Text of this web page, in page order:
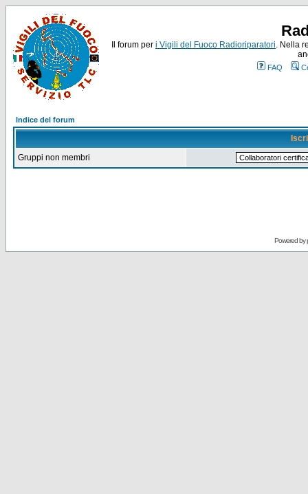
Il forum per i Vigili del Fuoco Radioriparatori. Nella
FAQ
Indice del forum
Gruppi non membri
Powered by